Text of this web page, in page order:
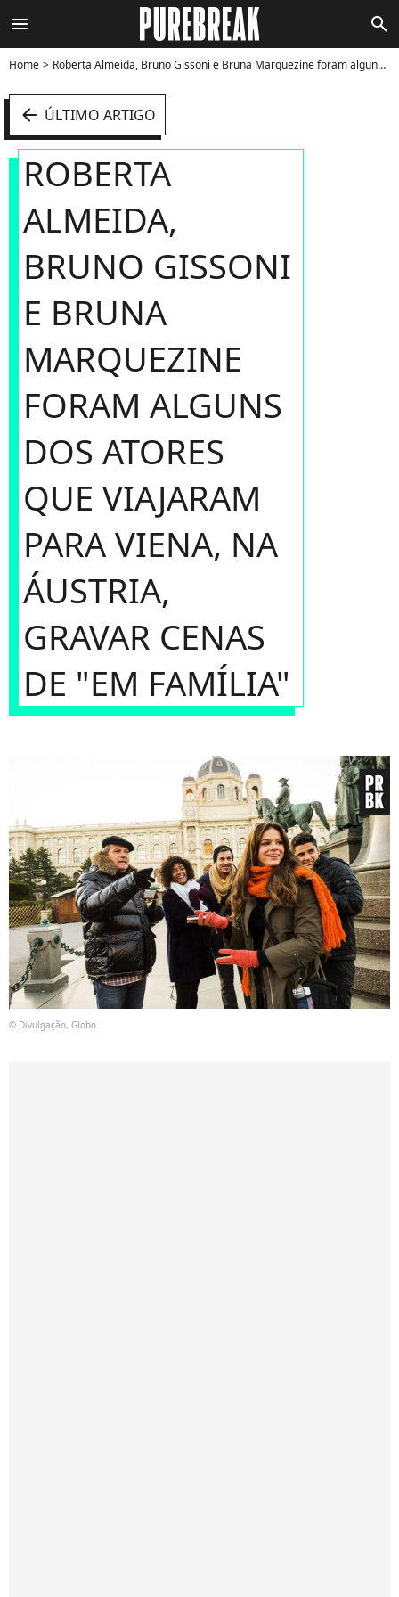
menu search
Home Roberta Almeida, Bruno Gissoni e Bruna Marquezine foram alguns dos atores que viajaram para Viena, na Áustria, gravar cenas de "Em Família" - Foto
arrow_left ÚLTIMO ARTIGO
ROBERTA
ALMEIDA,
BRUNO GISSONI
E BRUNA
MARQUEZINE
FORAM ALGUNS
DOS ATORES
QUE VIAJARAM
PARA VIENA, NA
ÁUSTRIA,
GRAVAR CENAS
DE "EM FAMÍLIA"
© Divulgação, Globo